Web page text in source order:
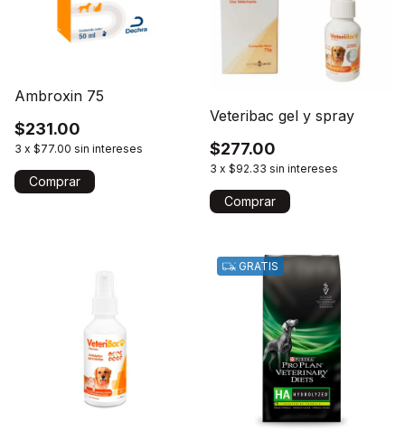
Ambroxin 75
$231.00
3 x $77.00 sin intereses
Comprar
Veteribac gel y spray
$277.00
3 x $92.33 sin intereses
GRATIS